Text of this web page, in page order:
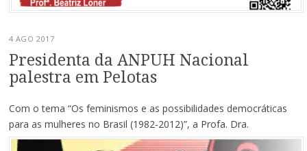
4 AGO 2017
Presidenta da ANPUH Nacional
palestra em Pelotas
Com o tema “Os feminismos e as possibilidades democráticas
para as mulheres no Brasil (1982-2012)”, a Profa. Dra.